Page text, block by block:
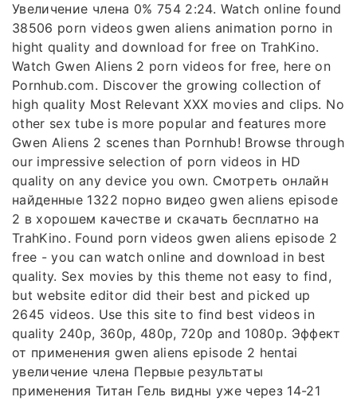
Увеличение члена 0% 754 2:24. Watch online found
38506 porn videos gwen aliens animation porno in
hight quality and download for free on TrahKino.
Watch Gwen Aliens 2 porn videos for free, here on
Pornhub.com. Discover the growing collection of
high quality Most Relevant XXX movies and clips. No
other sex tube is more popular and features more
Gwen Aliens 2 scenes than Pornhub! Browse through
our impressive selection of porn videos in HD
quality on any device you own. Смотреть онлайн
найденные 1322 порно видео gwen aliens episode
2 в хорошем качестве и скачать бесплатно на
TrahKino. Found porn videos gwen aliens episode 2
free - you can watch online and download in best
quality. Sex movies by this theme not easy to find,
but website editor did their best and picked up
2645 videos. Use this site to find best videos in
quality 240p, 360p, 480p, 720p and 1080p. Эффект
от применения gwen aliens episode 2 hentai
увеличение члена Первые результаты
применения Титан Гель видны уже через 14-21